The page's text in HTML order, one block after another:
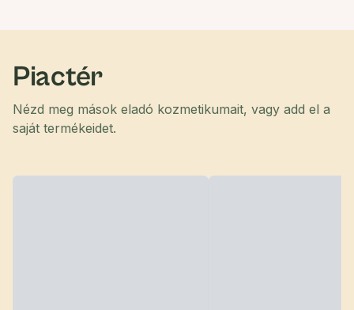
Piactér
Nézd meg mások eladó kozmetikumait, vagy add el a
saját termékeidet.